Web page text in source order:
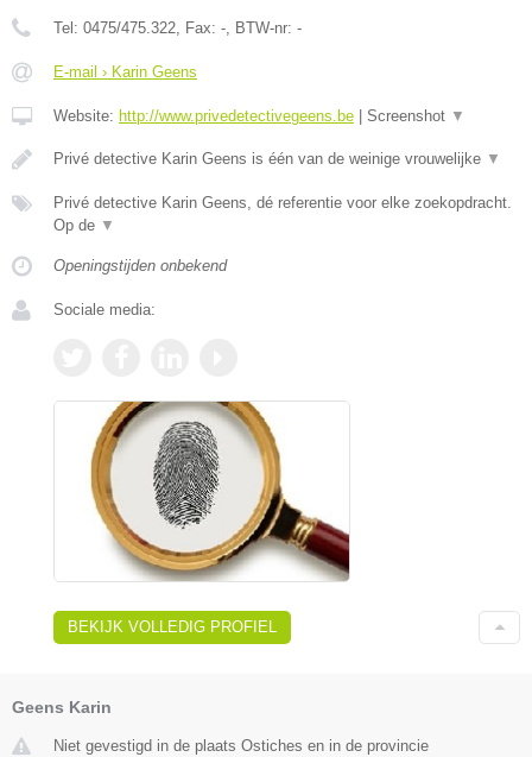
Tel: 0475/475.322 , Fax: - , BTW-nr: -
E-mail › Karin Geens
Website: http://www.privedetectivegeens.be | Screenshot ▼
Privé detective Karin Geens is één van de weinige vrouwelijke ▼
Privé detective Karin Geens, dé referentie voor elke zoekopdracht.
Op de ▼
Openingstijden onbekend
Sociale media:
BEKIJK VOLLEDIG PROFIEL
Geens Karin
Niet gevestigd in de plaats Ostiches en in de provincie